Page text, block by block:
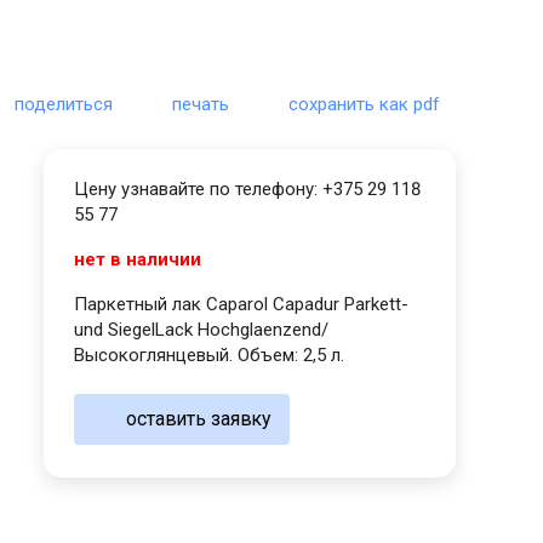
поделиться печать сохранить как pdf
Цену узнавайте по телефону: +375 29 118
55 77
нет в наличии
Паркетный лак Caparol Capadur Parkett-
und SiegelLack Hochglaenzend/
Высокоглянцевый. Объем: 2,5 л.
оставить заявку